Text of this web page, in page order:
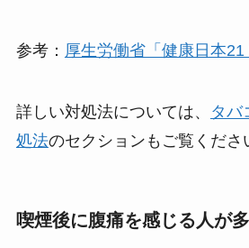
参考： 厚生労働省「健康日本21
詳しい対処法については、
タバ
処法のセクションもご覧くださ
喫煙後に腹痛を感じる人が